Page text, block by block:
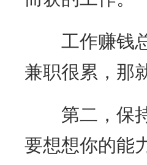
工作赚钱总
兼职很累，那
第二，保持
要想想你的能